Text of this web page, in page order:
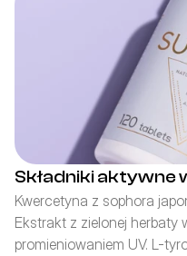
Składniki aktywne
Kwercetyna z sophora
Ekstrakt z zielonej herbaty
promieniowaniem UV. L-